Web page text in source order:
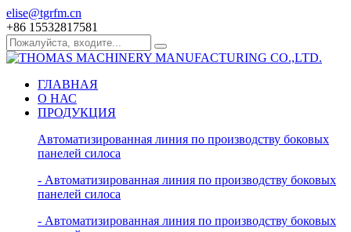
elise@tgrfm.cn
+86 15532817581
ГЛАВНАЯ
О НАС
ПРОДУКЦИЯ
Автоматизированная линия по производству боковых
панелей силоса
- Автоматизированная линия по производству боковых
панелей силоса
- Автоматизированная линия по производству боковых